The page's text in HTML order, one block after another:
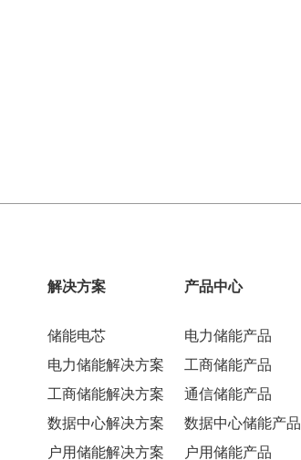
解决方案
储能电芯
电力储能解决方案
工商储能解决方案
数据中心解决方案
户用储能解决方案
产品中心
电力储能产品
工商储能产品
通信储能产品
数据中心储能产品
户用储能产品